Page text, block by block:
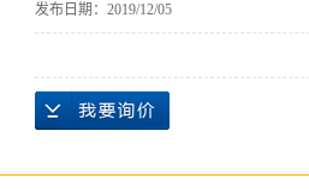
发布日期： 2019/12/05